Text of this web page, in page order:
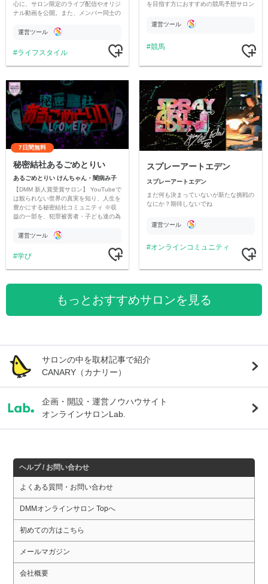
心に、サロン限定のライブ配信やオリジ
ナル動画を公開。また、メンバー同士の
ただいています。
運営ツール
ライフスタイル
を目指す方におすすめの競馬予想サロン
運営ツール
競馬
7日間無料
秘密結社あるごめとりい
あるごめとりい けんちゃん・闇病み子
【DMM 新人賞受賞サロン】 YouTubeで
は観られない世界の真実を知り、人生を
豊かにする秘密結社コミュニティ ※収
益の一部を、犯罪被害者・子ども達の為
す運営ツール
学び
スプレーアートエデン
スプレーアートエデン
まだ何も決まっていないが新たな挑戦の
なにか？期待しないでね
運営ツール
オンラインコミュニティ
もっとおすすめサロンを見る
サロンの中を取材記事で紹介
CANARY（カナリー）
企画・開設・運営ノウハウサイト
オンラインサロンLab.
ヘルプ / お問い合わせ
よくある質問・お問い合わせ
DMMオンラインサロン Topへ
初めての方はこちら
メールマガジン
会社概要